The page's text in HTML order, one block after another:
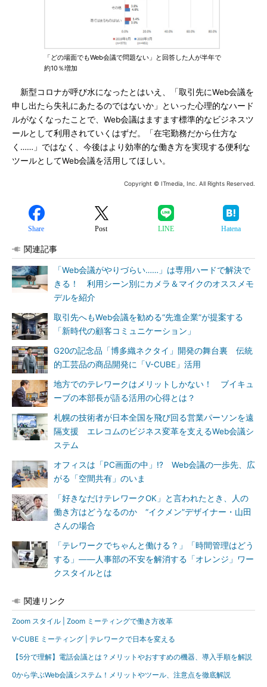
「どの場面でもWeb会議で問題ない」と回答した人が半年で
約10％増加
新型コロナが呼び水になったとはいえ、「取引先にWeb会議を
申し出たら失礼にあたるのではないか」といった心理的なハード
ルがなくなったことで、Web会議はますます標準的なビジネスツ
ールとして利用されていくはずだ。「在宅勤務だから仕方な
く……」ではなく、今後はより効率的な働き方を実現する便利な
ツールとしてWeb会議を活用してほしい。
Copyright © ITmedia, Inc. All Rights Reserved.
Share Post LINE Hatena
関連記事
「Web会議がやりづらい……」は専用ハードで解決で
きる！ 利用シーン別にカメラ＆マイクのオススメモ
デルを紹介
取引先へもWeb会議を勧める“先進企業”が提案する
「新時代の顧客コミュニケーション」
G20の記念品「博多織ネクタイ」開発の舞台裏 伝統
的工芸品の商品開発に「V-CUBE」活用
地方でのテレワークはメリットしかない！ ブイキュ
ーブの本部長が語る活用の心得とは？
札幌の技術者が日本全国を飛び回る営業パーソンを遠
隔支援 エレコムのビジネス変革を支えるWeb会議シ
ステム
オフィスは「PC画面の中」!? Web会議の一歩先、広
がる「空間共有」のいま
「好きなだけテレワークOK」と言われたとき、人の
働き方はどうなるのか “イクメン”デザイナー・山田
さんの場合
「テレワークでちゃんと働ける？」「時間管理はどう
する」――人事部の不安を解消する「オレンジ」ワー
クスタイルとは
関連リンク
Zoom スタイル | Zoom ミーティングで働き方改革
V-CUBE ミーティング | テレワークで日本を変える
【5分で理解】電話会議とは？メリットやおすすめの機器、導入手順を解説
0から学ぶWeb会議システム！メリットやツール、注意点を徹底解説